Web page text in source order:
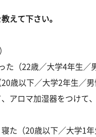
えて下さい。
た（22歳／大学4年生／
歳以下／大学2年生／男
アロマ加湿器をつけて
た（20歳以下／大学1年